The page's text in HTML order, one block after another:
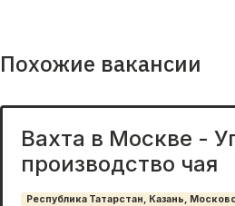
Похожие вакансии
Вахта в Москве -
производство чая
Республика Татарстан, Казань,